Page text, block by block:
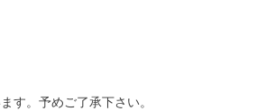
す。予めご了承下さい。